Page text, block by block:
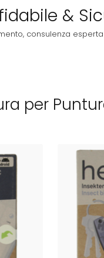
&
consulenza
per